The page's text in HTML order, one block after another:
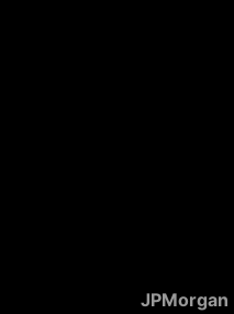
JPMorgan